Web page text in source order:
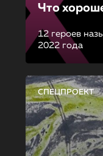
Что
12 героев
2022 года
СПЕЦПРОЕКТ